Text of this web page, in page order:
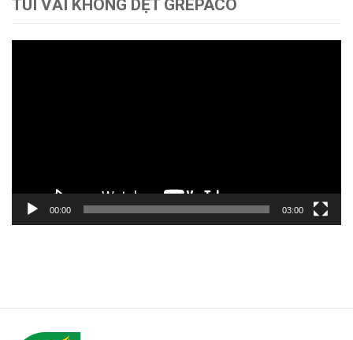
TÚI VẢI KHÔNG DỆT GREPACO
00:00 03:00